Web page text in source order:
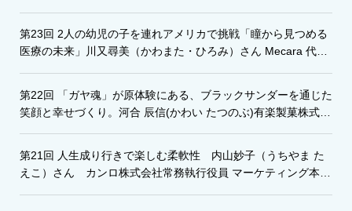
第23回 2人の幼児の子を連れアメリカで挑戦「瞳から見つめる
医療の未来」川又尋美（かわまた・ひろみ）さん Mecara 代表
第22回 「ガヤ魂」が原体験にある、ブラックサンダーを通じた
笑顔と幸せづくり。河合 辰信(かわい たつのぶ)有楽製菓株式会
第21回 人生成り行きで楽しむ柔軟性 内山妙子（うちやま た
えこ）さん カンロ株式会社常務執行役員 マーケティング本部